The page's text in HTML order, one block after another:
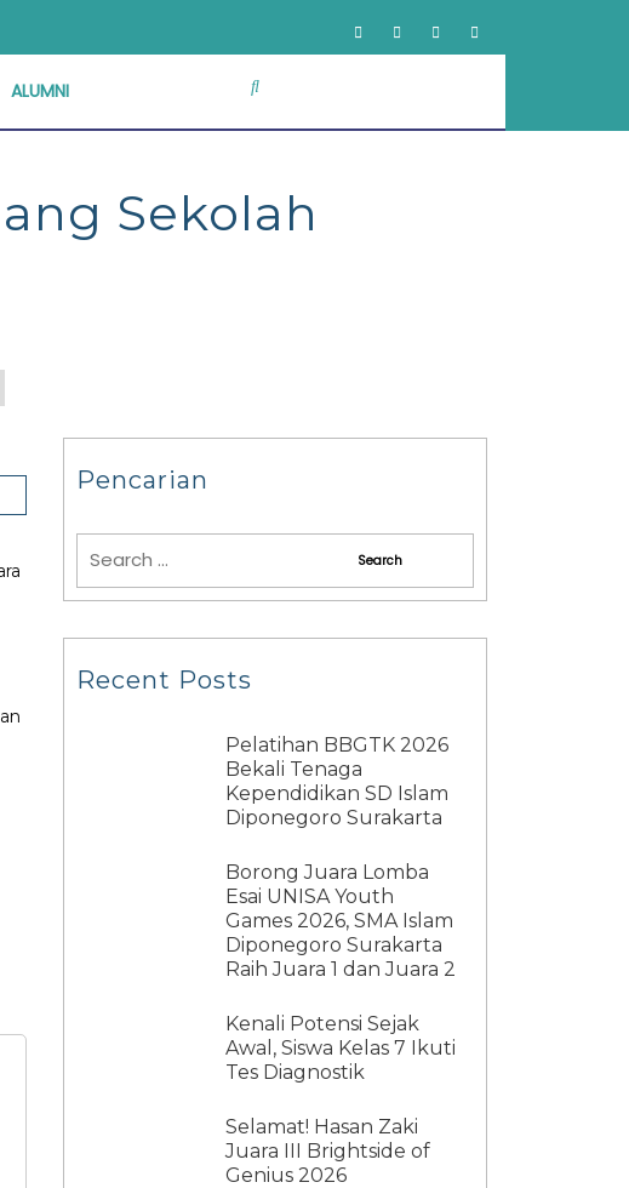
ALUMNI
Sekolah
Pencarian
Recent Posts
Pelatihan BBGTK 2026
Bekali Tenaga
Kependidikan SD Islam
Diponegoro Surakarta
Borong Juara Lomba
Esai UNISA Youth
Games 2026, SMA Islam
Diponegoro Surakarta
Raih Juara 1 dan Juara 2
Kenali Potensi Sejak
Awal, Siswa Kelas 7 Ikuti
Tes Diagnostik
Selamat! Hasan Zaki
Juara III Brightside of
Genius 2026